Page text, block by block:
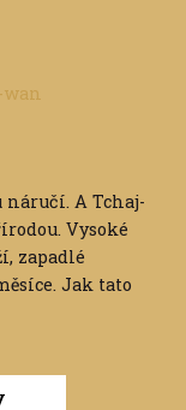
náručí. A Tchaj-
Vysoké
zapadlé
Jak tato